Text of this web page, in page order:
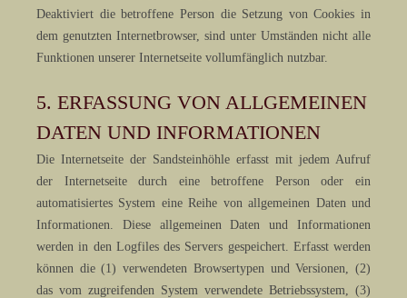
Deaktiviert die betroffene Person die Setzung von Cookies in
dem genutzten Internetbrowser, sind unter Umständen nicht alle
Funktionen unserer Internetseite vollumfänglich nutzbar.
5. ERFASSUNG VON ALLGEMEINEN
DATEN UND INFORMATIONEN
Die Internetseite der Sandsteinhöhle erfasst mit jedem Aufruf
der Internetseite durch eine betroffene Person oder ein
automatisiertes System eine Reihe von allgemeinen Daten und
Informationen. Diese allgemeinen Daten und Informationen
werden in den Logfiles des Servers gespeichert. Erfasst werden
können die (1) verwendeten Browsertypen und Versionen, (2)
das vom zugreifenden System verwendete Betriebssystem, (3)